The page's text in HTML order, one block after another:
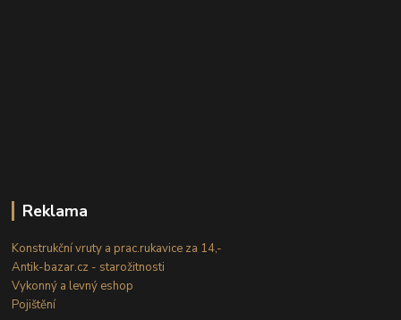
Reklama
Konstrukční vruty a prac.rukavice za 14,-
Antik-bazar.cz - starožitnosti
Vykonný a levný eshop
Pojištění